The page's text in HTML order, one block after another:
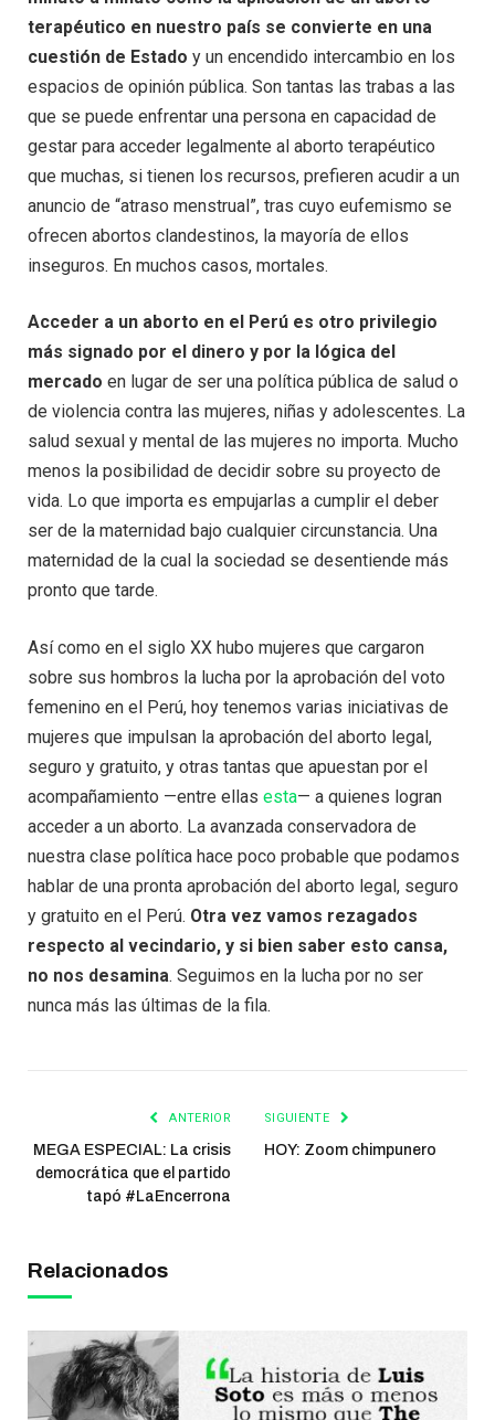
terapéutico en nuestro país se convierte en una
cuestión de Estado y un encendido intercambio en los
espacios de opinión pública. Son tantas las trabas a las
que se puede enfrentar una persona en capacidad de
gestar para acceder legalmente al aborto terapéutico
que muchas, si tienen los recursos, prefieren acudir a un
anuncio de “atraso menstrual”, tras cuyo eufemismo se
ofrecen abortos clandestinos, la mayoría de ellos
inseguros. En muchos casos, mortales.
Acceder a un aborto en el Perú es otro privilegio
más signado por el dinero y por la lógica del
mercado en lugar de ser una política pública de salud o
de violencia contra las mujeres, niñas y adolescentes. La
salud sexual y mental de las mujeres no importa. Mucho
menos la posibilidad de decidir sobre su proyecto de
vida. Lo que importa es empujarlas a cumplir el deber
ser de la maternidad bajo cualquier circunstancia. Una
maternidad de la cual la sociedad se desentiende más
pronto que tarde.
Así como en el siglo XX hubo mujeres que cargaron
sobre sus hombros la lucha por la aprobación del voto
femenino en el Perú, hoy tenemos varias iniciativas de
mujeres que impulsan la aprobación del aborto legal,
seguro y gratuito, y otras tantas que apuestan por el
acompañamiento —entre ellas esta— a quienes logran
acceder a un aborto. La avanzada conservadora de
nuestra clase política hace poco probable que podamos
hablar de una pronta aprobación del aborto legal, seguro
y gratuito en el Perú. Otra vez vamos rezagados
respecto al vecindario, y si bien saber esto cansa,
no nos desamina. Seguimos en la lucha por no ser
nunca más las últimas de la fila.
ANTERIOR
MEGA ESPECIAL: La crisis
democrática que el partido
tapó #LaEncerrona
SIGUIENTE
HOY: Zoom chimpunero
Relacionados